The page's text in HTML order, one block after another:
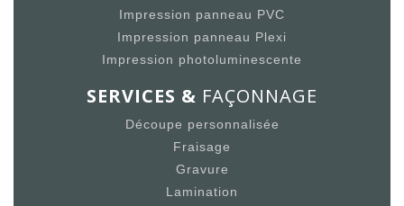
Impression panneau PVC
Impression panneau Plexi
Impression photoluminescente
SERVICES & FAÇONNAGE
Découpe personnalisée
Fraisage
Gravure
Lamination